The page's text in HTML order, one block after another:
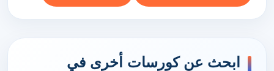
ابحث عن كورسات أخرى في